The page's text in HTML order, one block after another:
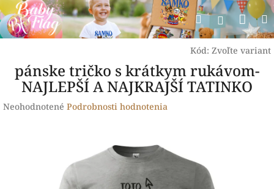
Prejsť
na
obsah
Hľadať
Kód: Zvoľte variant
pánske tričko s krátkym rukávom-
NAJLEPŠÍ A NAJKRAJŠÍ TATINKO
Priemerné
Neohodnotené Podrobnosti hodnotenia